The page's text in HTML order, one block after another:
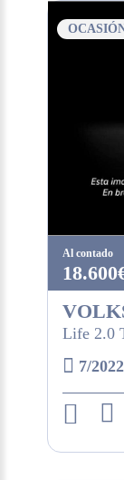
Al contado
Life 2.0
7/2022